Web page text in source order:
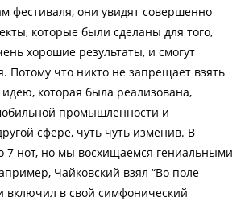
фестиваля, они увидят совершенно
которые были сделаны для того,
хорошие результаты, и смогут
Потому что никто не запрещает взять
которая была реализована,
промышленности и
сфере, чуть чуть изменив. В
7 нот, но мы восхищаемся гениальными
Чайковский взял “Во поле
включил в свой симфонический